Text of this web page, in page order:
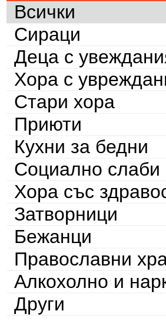
Всички
Сираци
Деца с
Хора с
Стари хора
Приюти
Кухни за бедни
Социално слаби
Хора със
Затворници
Бежанци
Православни
Алкохолно и
Други